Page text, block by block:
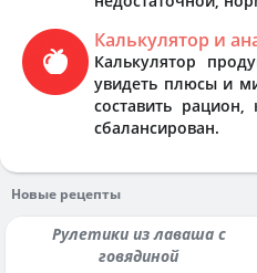
Калькулятор и
Калькулятор
увидеть плюсы и
составить
сбалансирован.
Новые рецепты
Рулетики из лаваша с
говядиной